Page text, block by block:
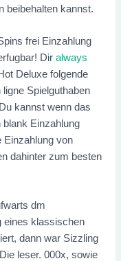
beibehalten kannst.
frei Einzahlung
Diralways
Deluxe folgende
Spielguthaben
kannst wenn das
Einzahlung
Einzahlung von
dahinter zum besten
dm
eines klassischen
dann war Sizzling
leser. 000x, sowie